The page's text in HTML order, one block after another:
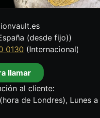
(desde fijo))
0130 (Internacional)
llamar
al cliente:
de Londres), Lunes a